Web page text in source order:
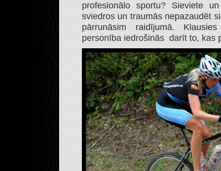
profesionālo sportu? Sieviete
sviedros un traumās nepazaudēt
pārrunāsim raidījumā.
personība iedrošinās darīt to, kas